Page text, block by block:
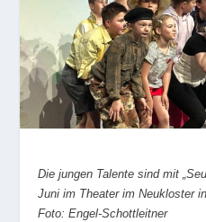
Die jungen Talente sind mit
Juni im Theater im Neukloster
Foto: Engel-Schottleitner